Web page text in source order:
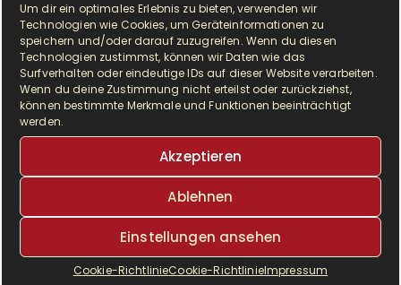
Um dir ein optimales Erlebnis zu bieten, verwenden wir
Technologien wie Cookies, um Geräteinformationen zu
speichern und/oder darauf zuzugreifen. Wenn du diesen
Technologien zustimmst, können wir Daten wie das
Surfverhalten oder eindeutige IDs auf dieser Website verarbeiten.
Wenn du deine Zustimmung nicht erteilst oder zurückziehst,
können bestimmte Merkmale und Funktionen beeinträchtigt
werden.
Akzeptieren
Ablehnen
Einstellungen ansehen
Cookie-RichtlinieCookie-RichtlinieImpressum
Hauptgericht Hefe Hefeteig
HP5031 HP 5031
I Prep & Cook Gourmet kochen
Krups Master Perfect Gourmet
Krups Prep & Cook
Krups Prep & Cook Rezepte
Krups Prep and Cook